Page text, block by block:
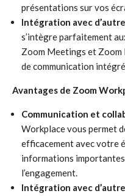
présentations sur vos
Intégration avec
s’intègre parfaitement
Zoom Meetings et
de communication
Avantages de Zoom
Communication et
Workplace vous permet
efficacement avec votre
informations
l’engagement.
Intégration avec